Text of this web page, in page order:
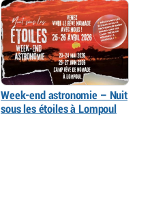
Week-end astronomie – Nuit
sous les étoiles à Lompoul